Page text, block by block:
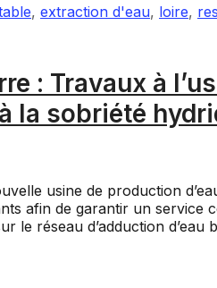
, extraction d'eau, loire,
: Travaux à
la sobriété
usine de production
afin de garantir un service
le réseau d’adduction